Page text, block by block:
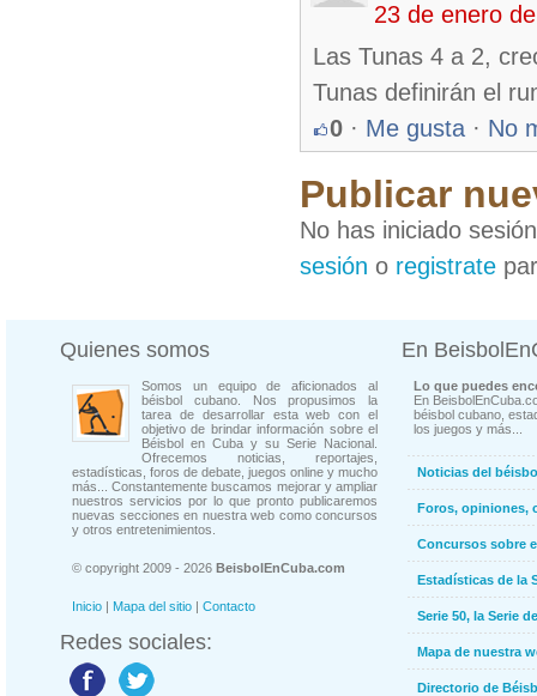
23 de enero
Las Tunas 4 a 2,
Tunas definirán el
0 · Me gusta · No
Publicar
No has iniciado
sesión o registrate
Quienes somos
Somos un equipo de aficionados al
béisbol cubano. Nos propusimos la
tarea de desarrollar esta web con el
objetivo de brindar información sobre el
Béisbol en Cuba y su Serie Nacional.
Ofrecemos noticias, reportajes,
estadísticas, foros de debate, juegos online y mucho
más... Constantemente buscamos mejorar y ampliar
nuestros servicios por lo que pronto publicaremos
nuevas secciones en nuestra web como concursos
y otros entretenimientos.
© copyright 2009 - 2026 BeisbolEnCuba.com
Inicio | Mapa del sitio | Contacto
Redes sociales:
En
Lo que puedes
En
béisbol cubano,
los juegos y más...
Noticias del
Foros, opiniones,
Concursos sobre
Estadísticas de la
Serie 50, la Serie
Mapa de nuestra
Directorio de